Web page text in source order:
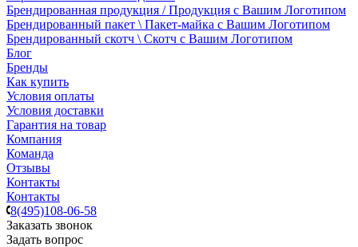
Брендированная продукция / Продукция с Вашим Логотипом
Брендированный пакет \ Пакет-майка с Вашим Логотипом
Брендированный скотч \ Скотч с Вашим Логотипом
Блог
Бренды
Как купить
Условия оплаты
Условия доставки
Гарантия на товар
Компания
Команда
Отзывы
Контакты
Контакты
8(495)108-06-58
Заказать звонок
Задать вопрос